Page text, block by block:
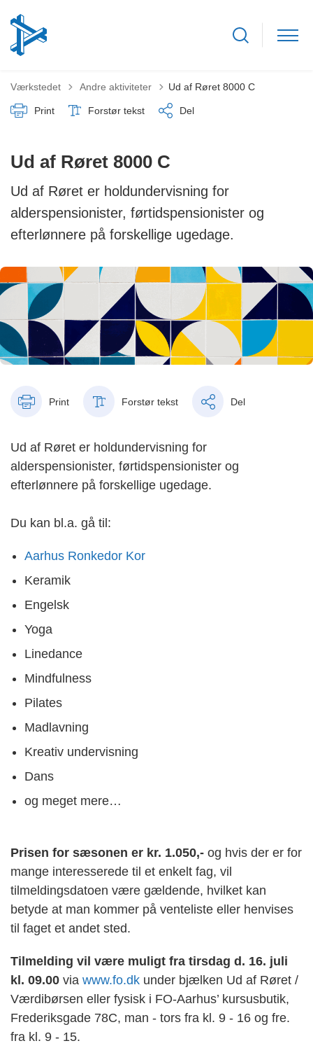
Værkstedet Tilbage til
Andre aktiviteter Ud af Røret 8000 C
Print Forstør tekst Del
Ud af Røret 8000 C
Ud af Røret er holdundervisning for
alderspensionister, førtidspensionister og
efterlønnere på forskellige ugedage.
Print Forstør tekst Del
Ud af Røret er holdundervisning for
alderspensionister, førtidspensionister og
efterlønnere på forskellige ugedage.
Du kan bl.a. gå til:
Aarhus Ronkedor Kor
Keramik
Engelsk
Yoga
Linedance
Mindfulness
Pilates
Madlavning
Kreativ undervisning
Dans
og meget mere…
Prisen for sæsonen er kr. 1.050,- og hvis der er for
mange interesserede til et enkelt fag, vil
tilmeldingsdatoen være gældende, hvilket kan
betyde at man kommer på venteliste eller henvises
til faget et andet sted.
Tilmelding vil være muligt fra tirsdag d. 16. juli
kl. 09.00 via www.fo.dk under bjælken Ud af Røret /
Værdibørsen eller fysisk i FO-Aarhus’ kursusbutik,
Frederiksgade 78C, man - tors fra kl. 9 - 16 og fre.
fra kl. 9 - 15.